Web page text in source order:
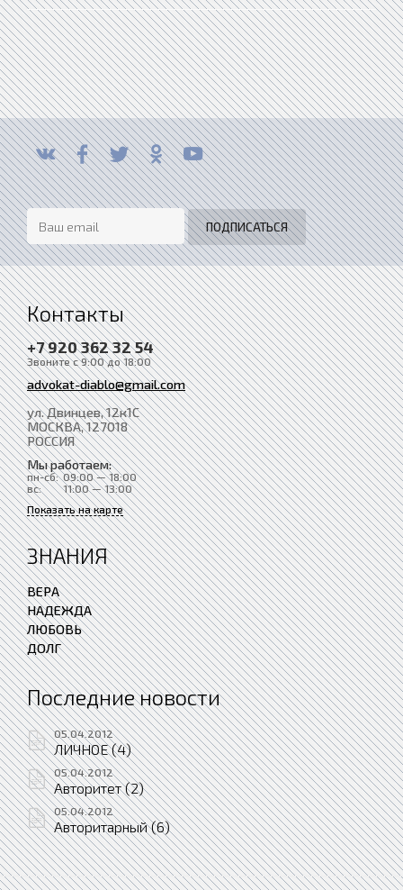
Контакты
+7 920 362 32 54
Звоните с 9:00 до 18:00
advokat-diablo@gmail.com
ул. Двинцев, 12к1С
МОСКВА, 127018
РОССИЯ
Мы работаем:
пн-сб: 09:00 — 18:00
вс:
11:00 — 13:00
Показать на карте
ЗНАНИЯ
ВЕРА
НАДЕЖДА
ЛЮБОВЬ
ДОЛГ
Последние новости
05.04.2012
ЛИЧНОЕ (4)
05.04.2012
Авторитет (2)
05.04.2012
Авторитарный (6)